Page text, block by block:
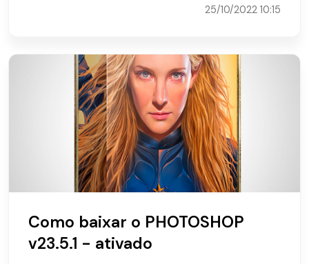
25/10/2022 10:15
Como baixar o PHOTOSHOP
v23.5.1 - ativado